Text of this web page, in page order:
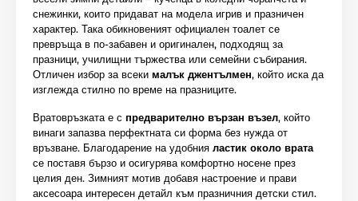
снежинки, които придават на модела игрив и празничен
характер. Така обикновеният официален тоалет се
превръща в по-забавен и оригинален, подходящ за
празници, училищни тържества или семейни събирания.
Отличен избор за всеки малък джентълмен, който иска да
изглежда стилно по време на празниците.
Вратовръзката е с предварително вързан възел, който
винаги запазва перфектната си форма без нужда от
връзване. Благодарение на удобния ластик около врата
се поставя бързо и осигурява комфортно носене през
целия ден. Зимният мотив добавя настроение и прави
аксесоара интересен детайл към празничния детски стил.